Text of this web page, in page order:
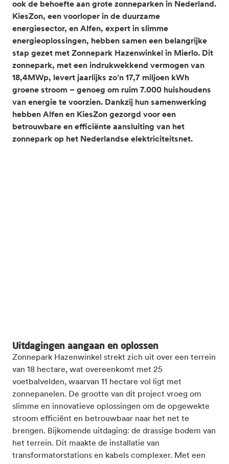
ook de behoefte aan grote zonneparken in Nederland.
KiesZon, een voorloper in de duurzame
energiesector, en Alfen, expert in slimme
energieoplossingen, hebben samen een belangrijke
stap gezet met Zonnepark Hazenwinkel in Mierlo. Dit
zonnepark, met een indrukwekkend vermogen van
18,4MWp, levert jaarlijks zo’n 17,7 miljoen kWh
groene stroom – genoeg om ruim 7.000 huishoudens
van energie te voorzien. Dankzij hun samenwerking
hebben Alfen en KiesZon gezorgd voor een
betrouwbare en efficiënte aansluiting van het
zonnepark op het Nederlandse elektriciteitsnet.
Uitdagingen aangaan en oplossen
Zonnepark Hazenwinkel strekt zich uit over een terrein
van 18 hectare, wat overeenkomt met 25
voetbalvelden, waarvan 11 hectare vol ligt met
zonnepanelen. De grootte van dit project vroeg om
slimme en innovatieve oplossingen om de opgewekte
stroom efficiënt en betrouwbaar naar het net te
brengen. Bijkomende uitdaging: de drassige bodem van
het terrein. Dit maakte de installatie van
transformatorstations en kabels complexer. Met een